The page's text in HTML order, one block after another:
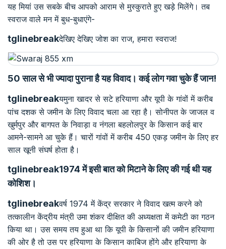
यह मियां उस सबके बीच आपको आराम से मुस्कुराते हुए खड़े मिलेंगे। तब
स्वराज वाले मन में बुध-बुधाएंगे-
tglinebreakदेखिए देखिए जोश का राज, हमारा स्वराज!
50 सालसेभीज्यादापुरानाहैयहविवाद। कईलोगगवाचुकेहैंजान!
tglinebreakयमुना खादर से सटे हरियाणा और यूपी के गांवों में करीब
पांच दशक से जमीन के लिए विवाद चला आ रहा है। सोनीपत के जाजल व
खुर्मपुर और बागपत के निवाड़ा व नंगला बहलोलपुर के किसान कई बार
आमने-सामने आ चुके हैं। चारों गांवों में करीब 450 एकड़ जमीन के लिए हर
साल खूनी संघर्ष होता है।
tglinebreak1974 मेंइसीबातकोमिटानेकेलिएकीगईथीयह
कोशिश।
tglinebreakवर्ष 1974 में केंद्र सरकार ने विवाद खत्म करने को
तत्कालीन केंद्रीय मंत्री उमा शंकर दीक्षित की अध्यक्षता में कमेटी का गठन
किया था। उस समय तय हुआ था कि यूपी के किसानों की जमीन हरियाणा
की ओर है तो उस पर हरियाणा के किसान काबिज होंगे और हरियाणा के